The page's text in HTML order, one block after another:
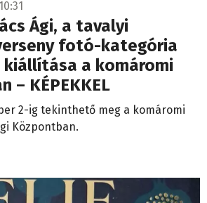
Ági, a tavalyi
fotó-kategória
a komáromi
– KÉPEKKEL
2-ig tekinthető meg a komáromi
Központban.